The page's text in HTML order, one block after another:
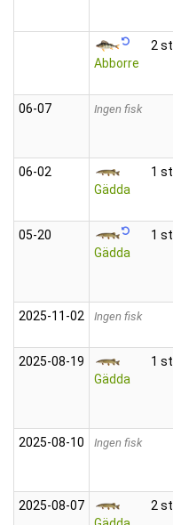
Abborre
2 st
06‑07 Ingen fisk
06‑02
Gädda
1 st
05‑20
Gädda
1 st
2025‑11‑02 Ingen fisk
2025‑08‑19
Gädda
1 st
2025‑08‑10 Ingen fisk
2025‑08‑07
2 st